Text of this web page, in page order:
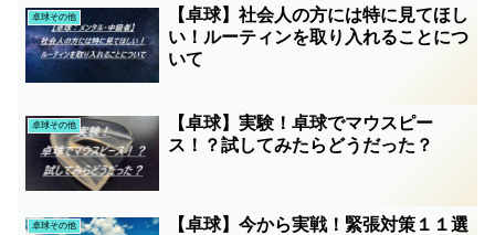
卓球その他
【卓球】社会人の方には特に見てほし
い！ルーティンを取り入れることにつ
いて
卓球その他
【卓球】実験！卓球でマウスピー
ス！？試してみたらどうだった？
卓球その他 【卓球】今から実戦！緊張対策１１選